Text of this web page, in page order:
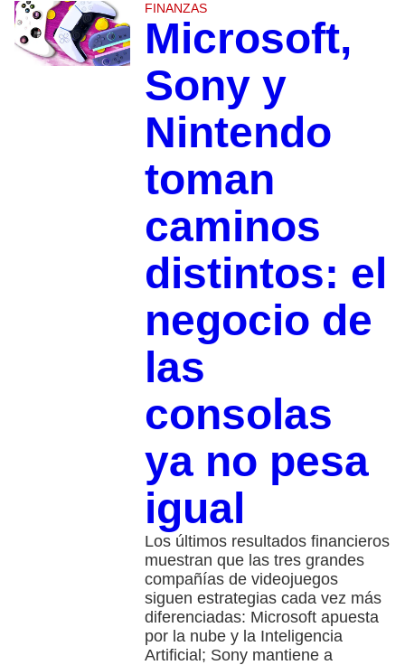
FINANZAS
Microsoft,
Sony y
Nintendo
toman
caminos
distintos: el
negocio de
las
consolas
ya no pesa
igual
Los últimos resultados financieros
muestran que las tres grandes
compañías de videojuegos
siguen estrategias cada vez más
diferenciadas: Microsoft apuesta
por la nube y la Inteligencia
Artificial; Sony mantiene a